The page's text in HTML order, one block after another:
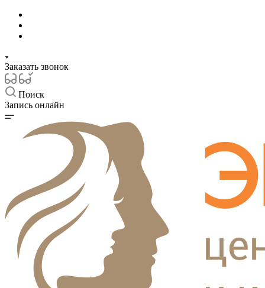
Заказать звонок
Поиск
Запись онлайн